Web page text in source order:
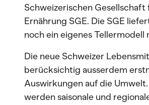
Schweizerischen Gesellschaft
Ernährung SGE. Die SGE
noch ein eigenes Tellermodell
Die neue Schweizer
berücksichtig ausserdem
Auswirkungen auf die
werden saisonale und